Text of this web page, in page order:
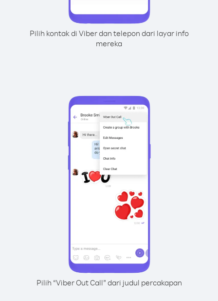
Pilih kontak di Viber dan telepon dari layar info
mereka
Pilih “Viber Out Call” dari judul percakapan